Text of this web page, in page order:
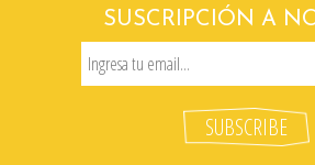
SUSCRIPCIÓN A